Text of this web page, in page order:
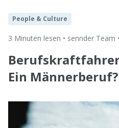
People & Culture
3 Minuten lesen • sennder Team
Ein Männerberuf?